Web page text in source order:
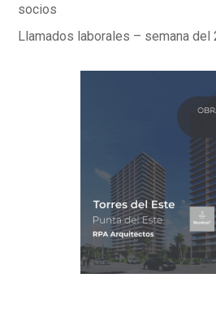
socios
Llamados laborales – semana